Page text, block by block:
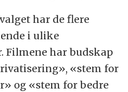
har de flere
i ulike
Filmene har budskap
«stem for
og «stem for bedre